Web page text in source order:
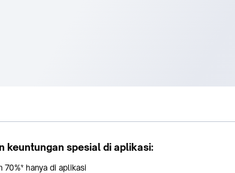
keuntungan spesial di aplikasi:
70%* hanya di aplikasi